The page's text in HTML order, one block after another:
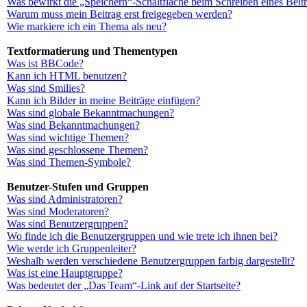
Warum muss mein Beitrag erst freigegeben werden?
Wie markiere ich ein Thema als neu?
Textformatierung und Thementypen
Was ist BBCode?
Kann ich HTML benutzen?
Was sind Smilies?
Kann ich Bilder in meine Beiträge einfügen?
Was sind globale Bekanntmachungen?
Was sind Bekanntmachungen?
Was sind wichtige Themen?
Was sind geschlossene Themen?
Was sind Themen-Symbole?
Benutzer-Stufen und Gruppen
Was sind Administratoren?
Was sind Moderatoren?
Was sind Benutzergruppen?
Wo finde ich die Benutzergruppen und wie trete ich ihnen bei?
Wie werde ich Gruppenleiter?
Weshalb werden verschiedene Benutzergruppen farbig dargestellt?
Was ist eine Hauptgruppe?
Was bedeutet der „Das Team“-Link auf der Startseite?